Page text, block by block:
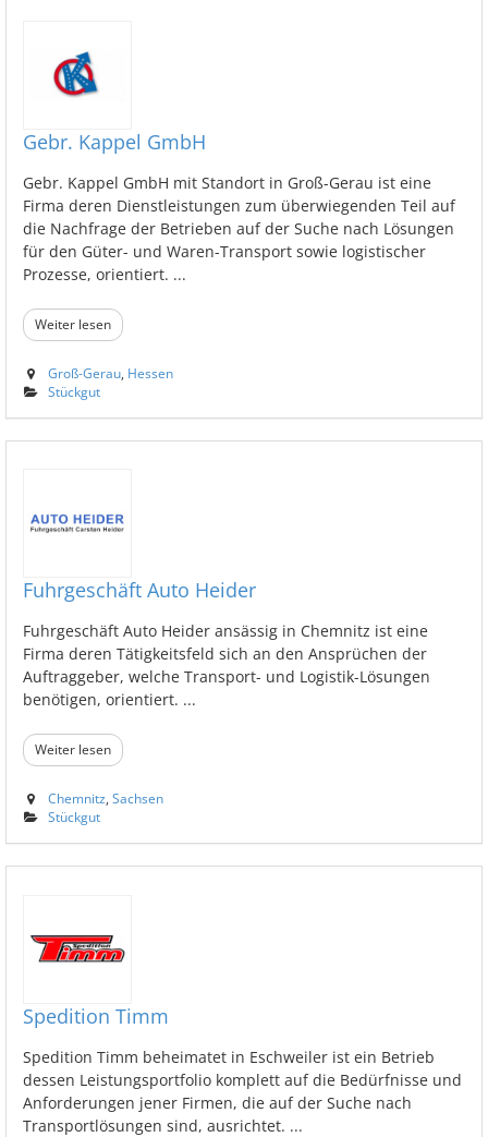
Gebr. Kappel GmbH
Gebr. Kappel GmbH mit Standort in Groß-Gerau ist eine
Firma deren Dienstleistungen zum überwiegenden Teil auf
die Nachfrage der Betrieben auf der Suche nach Lösungen
für den Güter- und Waren-Transport sowie logistischer
Prozesse, orientiert. ...
Weiter lesen
Groß-Gerau Hessen
Stückgut
Fuhrgeschäft Auto Heider
Fuhrgeschäft Auto Heider ansässig in Chemnitz ist eine
Firma deren Tätigkeitsfeld sich an den Ansprüchen der
Auftraggeber, welche Transport- und Logistik-Lösungen
benötigen, orientiert. ...
Weiter lesen
Chemnitz, Sachsen
Stückgut
Spedition Timm
Spedition Timm beheimatet in Eschweiler ist ein Betrieb
dessen Leistungsportfolio komplett auf die Bedürfnisse und
Anforderungen jener Firmen, die auf der Suche nach
Transportlösungen sind, ausrichtet. ...